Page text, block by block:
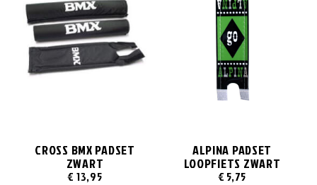
CROSS BMX PADSET
ZWART
€ 13,95
ALPINA PADSET
LOOPFIETS ZWART
€ 5,75